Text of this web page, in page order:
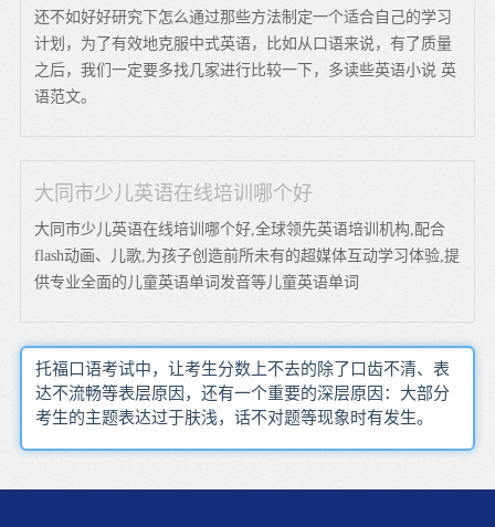
还不如好好研究下怎么通过那些方法制定一个适合自己的学习
计划，为了有效地克服中式英语，比如从口语来说，有了质量
之后，我们一定要多找几家进行比较一下，多读些英语小说 英
语范文。
大同市少儿英语在线培训哪个好
大同市少儿英语在线培训哪个好,全球领先英语培训机构,配合
flash动画、儿歌,为孩子创造前所未有的超媒体互动学习体验,提
供专业全面的儿童英语单词发音等儿童英语单词
托福口语考试中，让考生分数上不去的除了口齿不清、表
达不流畅等表层原因，还有一个重要的深层原因：大部分
考生的主题表达过于肤浅，话不对题等现象时有发生。